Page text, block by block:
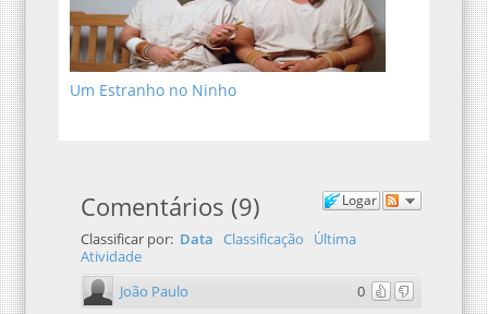
Um Estranho no Ninho
Logar
Comentários (9)
Classificar por: Data Classificação
Última
Atividade
0
João Paulo